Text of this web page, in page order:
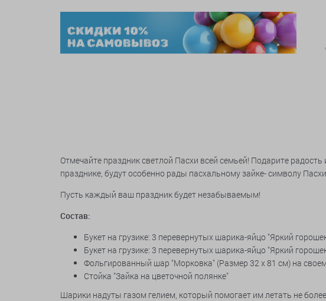
Отмечайте праздник светлой Пасхи всей семьей! Подарите
празднике, будут особенно рады пасхальному зайке- символу
Пусть каждый ваш праздник будет незабываемым!
Состав:
Букет на грузике: 3 перевернутых шарика-яйцо "Яркий
Букет на грузике: 3 перевернутых шарика-яйцо "Яркий
Фольгированный шар "Морковка" (Размер 32 х 81 см) на
Стойка "Зайка на цветочной полянке"
Шарики надуты газом гелием, который помогает им летать не